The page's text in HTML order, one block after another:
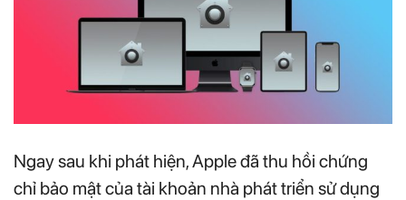
Ngay sau khi phát hiện, Apple đã thu hồi chứng
chỉ bảo mật của tài khoản nhà phát triển sử dụng